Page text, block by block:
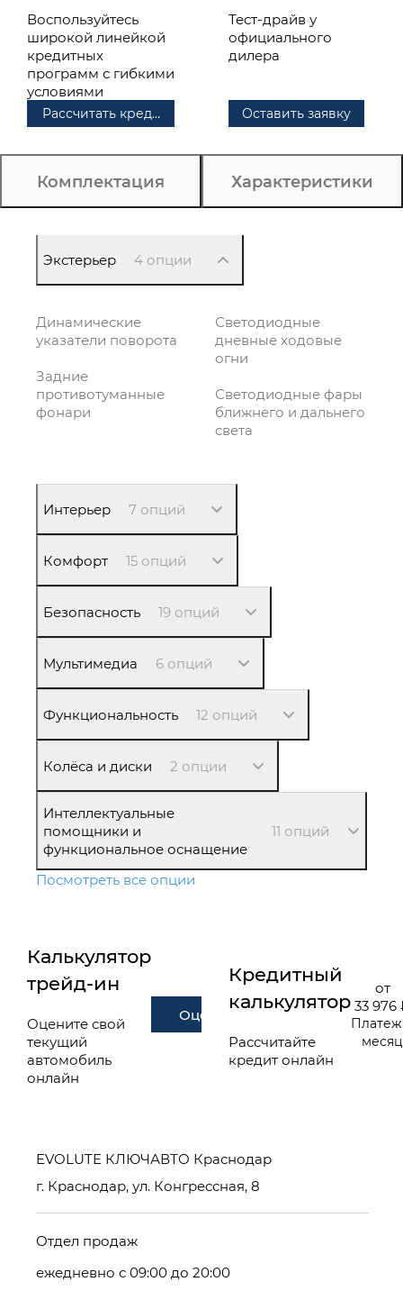
Воспользуйтесь
широкой линейкой
кредитных
программ с гибкими
условиями
Рассчитать кредит
Тест-драйв у
официального
дилера
Оставить заявку
Комплектация Характеристики
Экстерьер 4 опции
Динамические
указатели поворота
Задние
противотуманные
фонари
Светодиодные
дневные ходовые
огни
Светодиодные фары
ближнего и дальнего
света
Интерьер 7 опций
Комфорт 15 опций
Безопасность 19 опций
Мультимедиа 6 опций
Функциональность 12 опций
Колёса и диски 2 опции
Интеллектуальные
помощники и
функциональное оснащение
11 опций
Посмотреть все опции
Калькулятор
трейд-ин
Оцените свой
текущий
автомобиль
онлайн
Оценить
Кредитный
калькулятор
Рассчитайте
кредит онлайн
от
33 976
месяц
EVOLUTE КЛЮЧАВТО Краснодар
г. Краснодар, ул. Конгрессная, 8
Отдел продаж
ежедневно с 09:00 до 20:00